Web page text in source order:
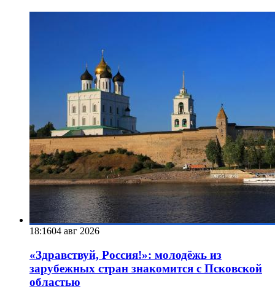
18:1604 авг 2026
«Здравствуй, Россия!»: молодёжь из
зарубежных стран знакомится с Псковской
областью